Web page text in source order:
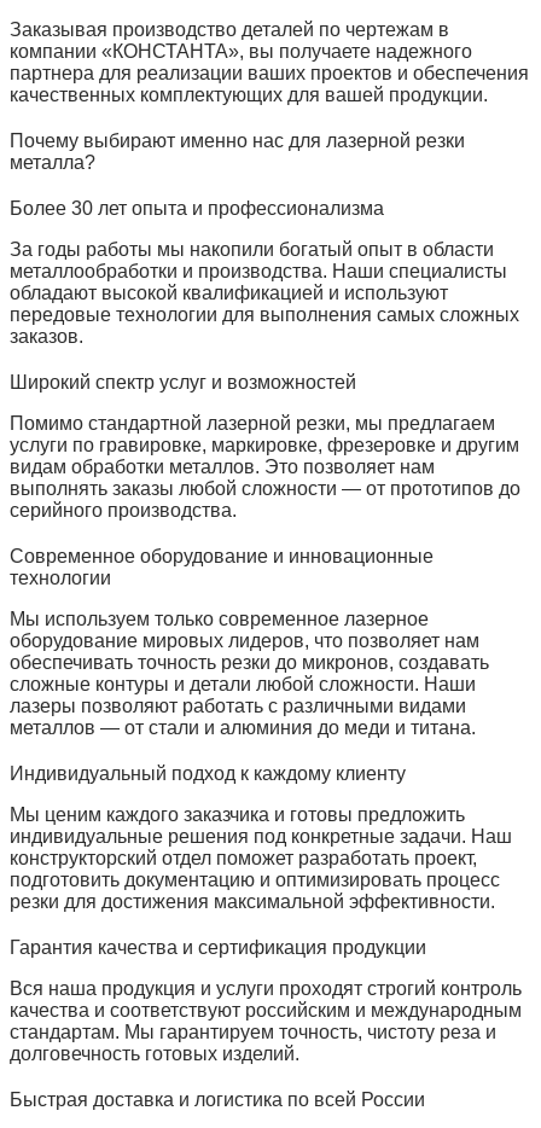
Заказывая производство деталей по чертежам в
компании «КОНСТАНТА», вы получаете надежного
партнера для реализации ваших проектов и обеспечения
качественных комплектующих для вашей продукции.
Почему выбирают именно нас для лазерной резки
металла?
Более 30 лет опыта и профессионализма
За годы работы мы накопили богатый опыт в области
металлообработки и производства. Наши специалисты
обладают высокой квалификацией и используют
передовые технологии для выполнения самых сложных
заказов.
Широкий спектр услуг и возможностей
Помимо стандартной лазерной резки, мы предлагаем
услуги по гравировке, маркировке, фрезеровке и другим
видам обработки металлов. Это позволяет нам
выполнять заказы любой сложности — от прототипов до
серийного производства.
Современное оборудование и инновационные
технологии
Мы используем только современное лазерное
оборудование мировых лидеров, что позволяет нам
обеспечивать точность резки до микронов, создавать
сложные контуры и детали любой сложности. Наши
лазеры позволяют работать с различными видами
металлов — от стали и алюминия до меди и титана.
Индивидуальный подход к каждому клиенту
Мы ценим каждого заказчика и готовы предложить
индивидуальные решения под конкретные задачи. Наш
конструкторский отдел поможет разработать проект,
подготовить документацию и оптимизировать процесс
резки для достижения максимальной эффективности.
Гарантия качества и сертификация продукции
Вся наша продукция и услуги проходят строгий контроль
качества и соответствуют российским и международным
стандартам. Мы гарантируем точность, чистоту реза и
долговечность готовых изделий.
Быстрая доставка и логистика по всей России